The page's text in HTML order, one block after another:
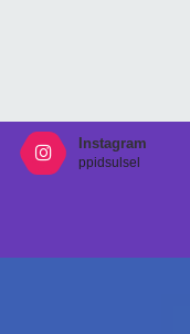
Instagram
ppidsulsel